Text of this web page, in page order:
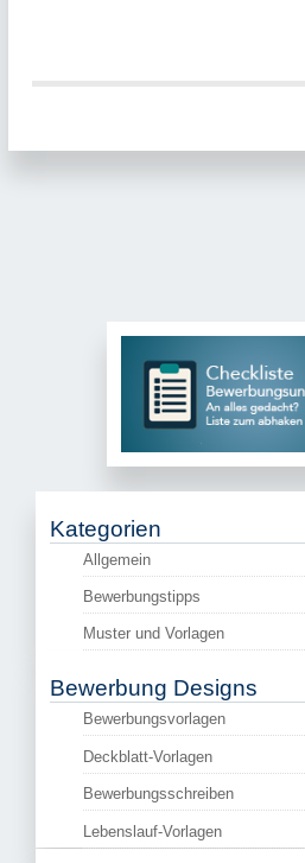
Kategorien
Allgemein
Bewerbungstipps
Muster und Vorlagen
Bewerbung Designs
Bewerbungsvorlagen
Deckblatt-Vorlagen
Bewerbungsschreiben
Lebenslauf-Vorlagen